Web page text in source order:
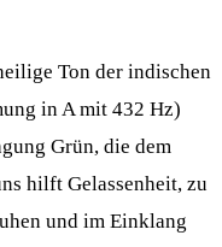
Ton der indischen
in A mit 432 Hz)
Grün, die dem
hilft Gelassenheit, zu
und im Einklang